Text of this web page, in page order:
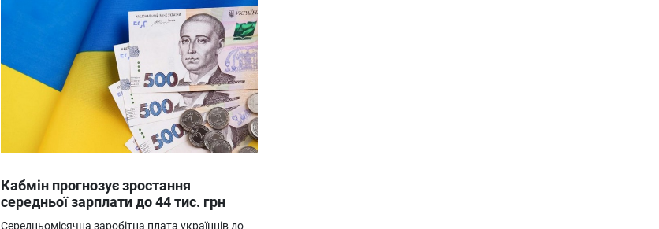
Кабмін прогнозує зростання
середньої зарплати до 44 тис. грн
Середньомісячна заробітна плата українців до